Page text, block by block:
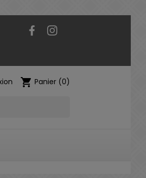
Facebook
shopping_cart Panier (0)